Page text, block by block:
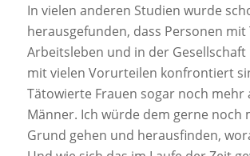
In vielen anderen Studien wurde
herausgefunden, dass Personen
Arbeitsleben und in der
mit vielen Vorurteilen konfrontiert
Tätowierte Frauen sogar noch mehr
Männer. Ich würde dem gerne noch
Grund gehen und herausfinden,